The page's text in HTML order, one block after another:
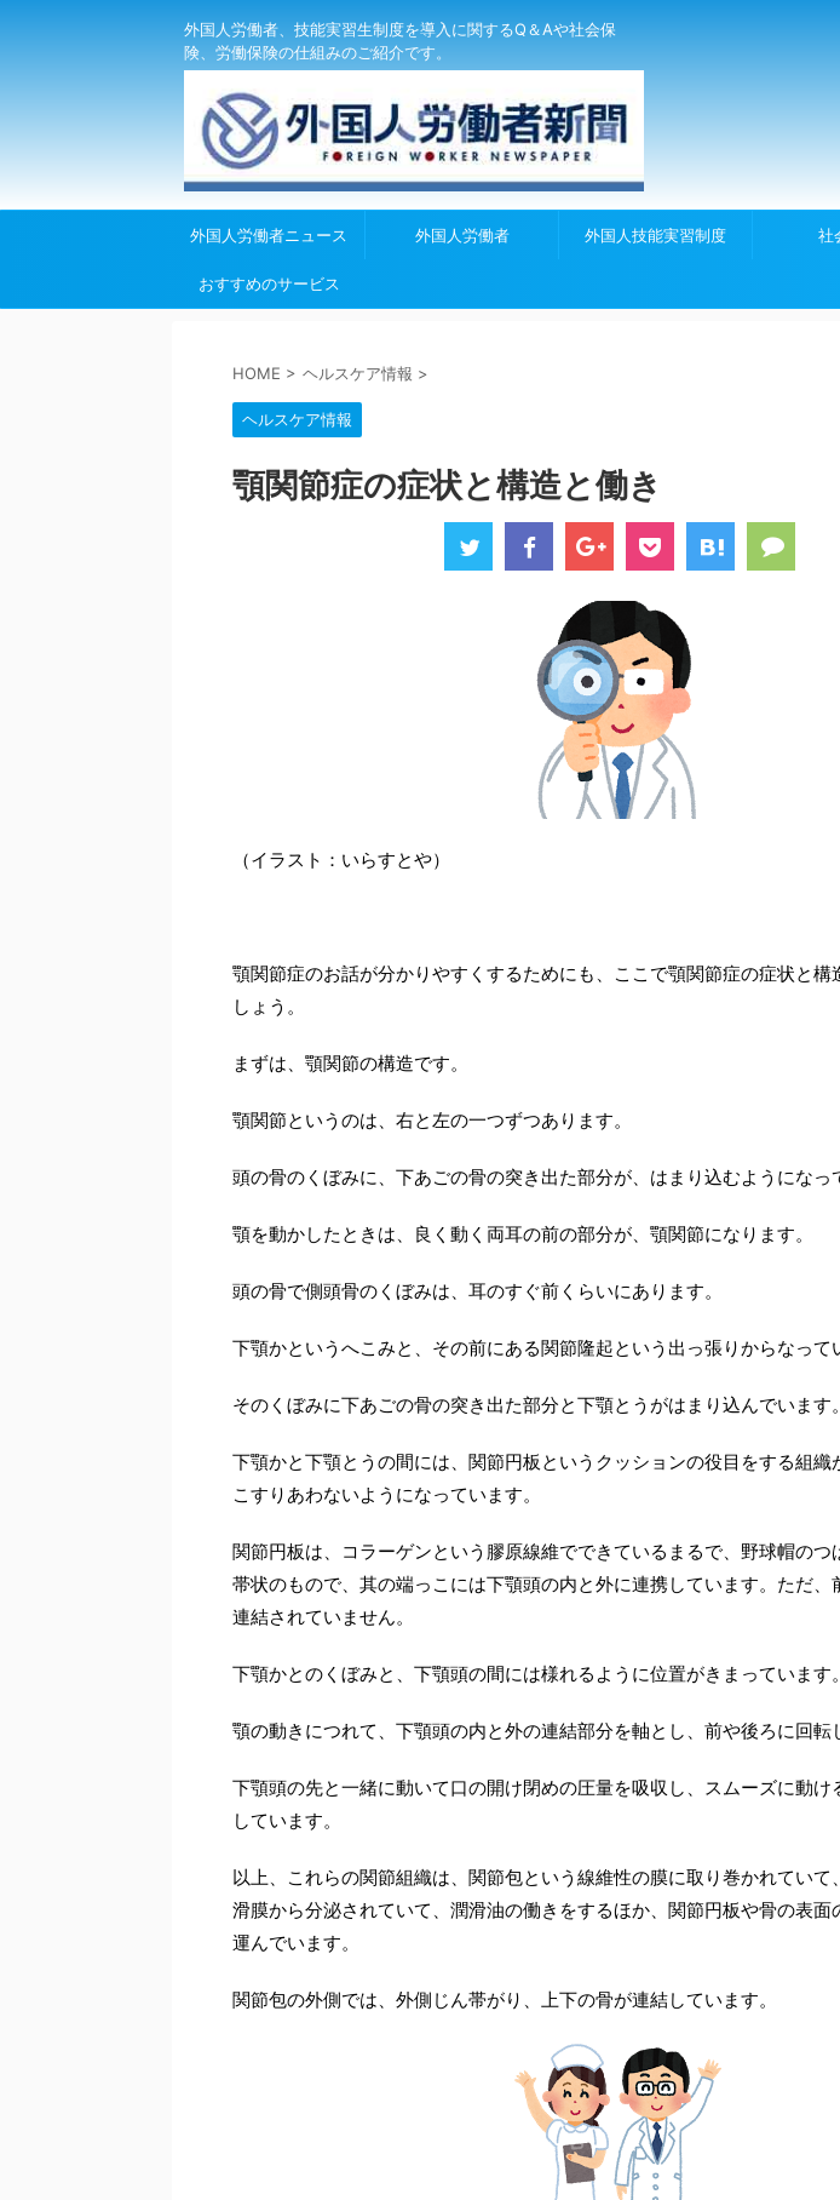
外国人労働者、技能実習生制度を導入に関するQ＆Aや社会保
険、労働保険の仕組みのご紹介です。
外国人労働者ニュース 外国人労働者 外国人技能実習制度 社
おすすめのサービス
HOME > ヘルスケア情報 >
ヘルスケア情報
顎関節症の症状と構造と働き
（イラスト：いらすとや）
顎関節症のお話が分かりやすくするためにも、ここで顎関節症の症状と構
しょう。
まずは、顎関節の構造です。
顎関節というのは、右と左の一つずつあります。
頭の骨のくぼみに、下あごの骨の突き出た部分が、はまり込むようになっ
顎を動かしたときは、良く動く両耳の前の部分が、顎関節になります。
頭の骨で側頭骨のくぼみは、耳のすぐ前くらいにあります。
下顎かというへこみと、その前にある関節隆起という出っ張りからなって
そのくぼみに下あごの骨の突き出た部分と下顎とうがはまり込んでいます。
下顎かと下顎とうの間には、関節円板というクッションの役目をする組織
こすりあわないようになっています。
関節円板は、コラーゲンという膠原線維でできているまるで、野球帽のつ
帯状のもので、其の端っこには下顎頭の内と外に連携しています。ただ、
連結されていません。
下顎かとのくぼみと、下顎頭の間には様れるように位置がきまっています。
顎の動きにつれて、下顎頭の内と外の連結部分を軸とし、前や後ろに回転
下顎頭の先と一緒に動いて口の開け閉めの圧量を吸収し、スムーズに動け
しています。
以上、これらの関節組織は、関節包という線維性の膜に取り巻かれていて
滑膜から分泌されていて、潤滑油の働きをするほか、関節円板や骨の表面
運んでいます。
関節包の外側では、外側じん帯がり、上下の骨が連結しています。